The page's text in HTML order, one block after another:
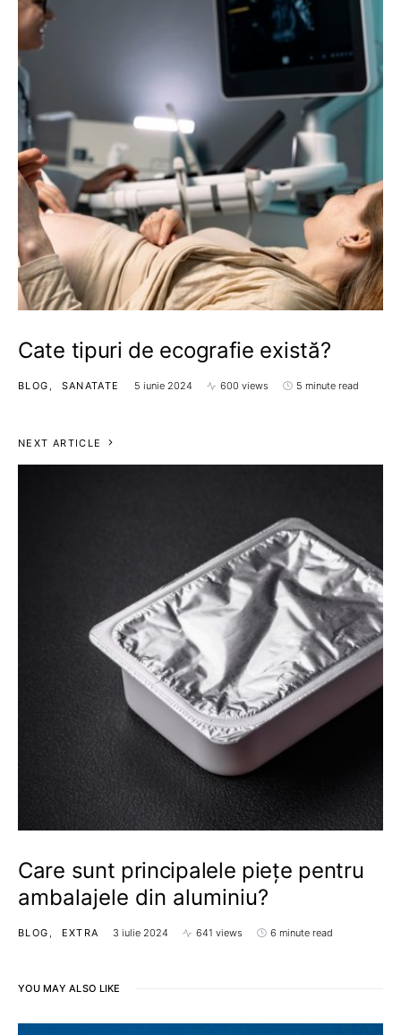
Cate tipuri de ecografie există?
BLOG SANATATE 5 iunie 2024 600 views 5 minute read
NEXT ARTICLE
Care sunt principalele piețe pentru
ambalajele din aluminiu?
BLOG EXTRA 3 iulie 2024 641 views 6 minute read
YOU MAY ALSO LIKE